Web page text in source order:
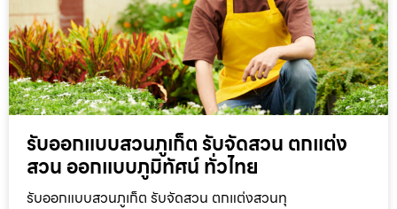
รับออกแบบสวนภูเก็ต รับจัดสวน ตกแต่ง
สวน ออกแบบภูมิทัศน์ ทั่วไทย
รับออกแบบสวนภูเก็ต รับจัดสวน ตกแต่งสวนทุ